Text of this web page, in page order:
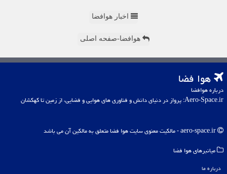
اخبار هوافضا
هوافضا-صفحه اصلی
هوا فضا
درباره هوافضا
Aero-Space.ir: پرواز در دنیای دانش و فناوری های هوایی و فضایی، از زمین تا کهکشان
میانبرهای هوا فضا
درباره ما